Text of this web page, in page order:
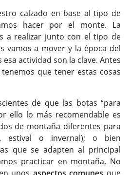
calzado en base al tipo de
hacer por el monte. La
a realizar junto con el tipo de
vamos a mover y la época del
actividad son la clave. Antes
que tener estas cosas
de que las botas “para
ello lo más recomendable es
de montaña diferentes para
estival o invernal); o bien
que se adapten al principal
practicar en montaña. No